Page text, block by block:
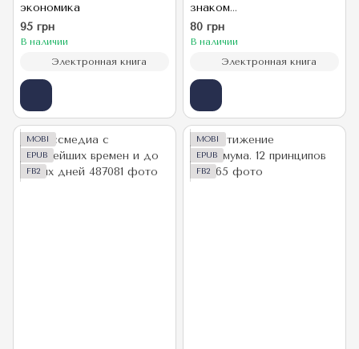
экономика
95 грн
В наличии
Электронная книга
знаком
непредсказуемости
80 грн
В наличии
Электронная книга
MOBI
EPUB
FB2
MOBI
EPUB
FB2